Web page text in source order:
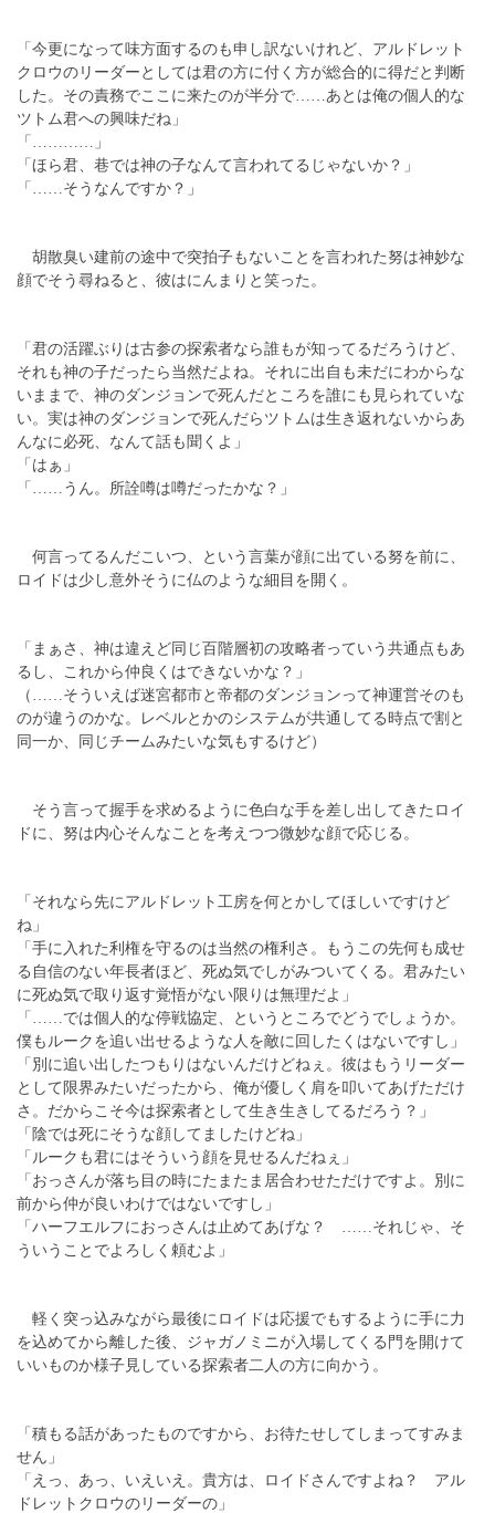
「今更になって味方面するのも申し訳ないけれど、アルドレット
クロウのリーダーとしては君の方に付く方が総合的に得だと判断
した。その責務でここに来たのが半分で……あとは俺の個人的な
ツトム君への興味だね」
「…………」
「ほら君、巷では神の子なんて言われてるじゃないか？」
「……そうなんですか？」
胡散臭い建前の途中で突拍子もないことを言われた努は神妙な
顔でそう尋ねると、彼はにんまりと笑った。
「君の活躍ぶりは古参の探索者なら誰もが知ってるだろうけど、
それも神の子だったら当然だよね。それに出自も未だにわからな
いままで、神のダンジョンで死んだところを誰にも見られていな
い。実は神のダンジョンで死んだらツトムは生き返れないからあ
んなに必死、なんて話も聞くよ」
「はぁ」
「……うん。所詮噂は噂だったかな？」
何言ってるんだこいつ、という言葉が顔に出ている努を前に、
ロイドは少し意外そうに仏のような細目を開く。
「まぁさ、神は違えど同じ百階層初の攻略者っていう共通点もあ
るし、これから仲良くはできないかな？」
（……そういえば迷宮都市と帝都のダンジョンって神運営そのも
のが違うのかな。レベルとかのシステムが共通してる時点で割と
同一か、同じチームみたいな気もするけど）
そう言って握手を求めるように色白な手を差し出してきたロイ
ドに、努は内心そんなことを考えつつ微妙な顔で応じる。
「それなら先にアルドレット工房を何とかしてほしいですけど
ね」
「手に入れた利権を守るのは当然の権利さ。もうこの先何も成せ
る自信のない年長者ほど、死ぬ気でしがみついてくる。君みたい
に死ぬ気で取り返す覚悟がない限りは無理だよ」
「……では個人的な停戦協定、というところでどうでしょうか。
僕もルークを追い出せるような人を敵に回したくはないですし」
「別に追い出したつもりはないんだけどねぇ。彼はもうリーダー
として限界みたいだったから、俺が優しく肩を叩いてあげただけ
さ。だからこそ今は探索者として生き生きしてるだろう？」
「陰では死にそうな顔してましたけどね」
「ルークも君にはそういう顔を見せるんだねぇ」
「おっさんが落ち目の時にたまたま居合わせただけですよ。別に
前から仲が良いわけではないですし」
「ハーフエルフにおっさんは止めてあげな？ ……それじゃ、そ
ういうことでよろしく頼むよ」
軽く突っ込みながら最後にロイドは応援でもするように手に力
を込めてから離した後、ジャガノミニが入場してくる門を開けて
いいものか様子見している探索者二人の方に向かう。
「積もる話があったものですから、お待たせしてしまってすみま
せん」
「えっ、あっ、いえいえ。貴方は、ロイドさんですよね？ アル
ドレットクロウのリーダーの」